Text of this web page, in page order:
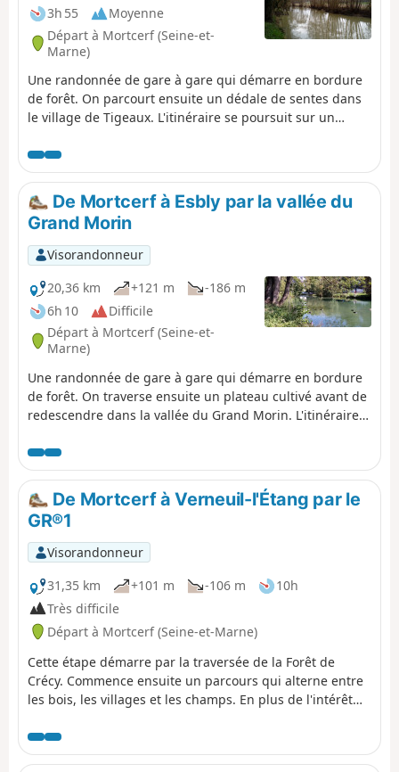
3h 55
Moyenne
Départ à Mortcerf (Seine-et-
Marne)
Une randonnée de gare à gare qui démarre en bordure
de forêt. On parcourt ensuite un dédale de sentes dans
le village de Tigeaux. L'itinéraire se poursuit sur un
de Crécy-la-Chapelle clôt cette randonnée sur de
superbes notes patrimoniales, avec en premier lieu la
collégiale de style gothique.
De Mortcerf à Esbly par la vallée du
Grand Morin
Visorandonneur
20,36 km
+121 m
-186 m
6h 10
Difficile
Départ à Mortcerf (Seine-et-
Marne)
Une randonnée de gare à gare qui démarre en bordure
de forêt. On traverse ensuite un plateau cultivé avant de
redescendre dans la vallée du Grand Morin. L'itinéraire
De Mortcerf à Verneuil-l'Étang par le
GR®1
Visorandonneur
31,35 km
+101 m -106 m
10h
Très difficile
Départ à Mortcerf (Seine-et-Marne)
Cette étape démarre par la traversée de la Forêt de
Crécy. Commence ensuite un parcours qui alterne entre
les bois, les villages et les champs. En plus de l'intérêt
intérêt culturel et patrimonial avec l'Obélisque de
Villeneuve-le-Comte, le Château de la Houssaye-en-Brie,